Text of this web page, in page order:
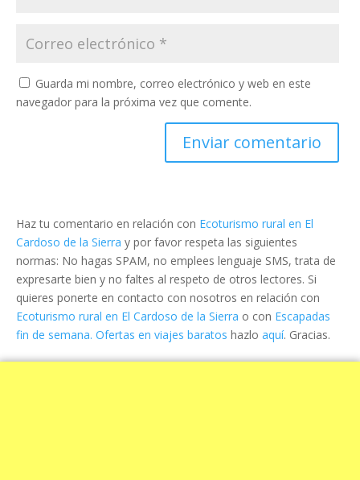
Guarda mi nombre, correo electrónico y web en este
navegador para la próxima vez que comente.
Haz tu comentario en relación con Ecoturismo rural en El
Cardoso de la Sierra y por favor respeta las siguientes
normas: No hagas SPAM, no emplees lenguaje SMS, trata de
expresarte bien y no faltes al respeto de otros lectores. Si
quieres ponerte en contacto con nosotros en relación con
Ecoturismo rural en El Cardoso de la Sierra o con Escapadas
fin de semana. Ofertas en viajes baratos hazlo aquí. Gracias.